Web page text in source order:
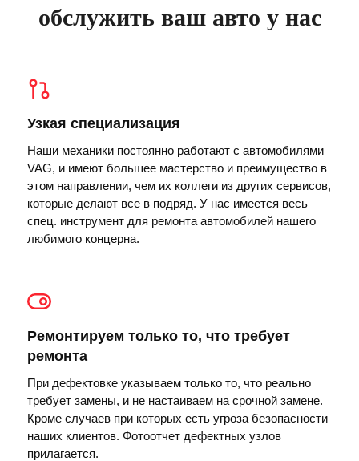
обслужить ваш авто у нас
Узкая специализация
Наши механики постоянно работают с автомобилями
VAG, и имеют большее мастерство и преимущество в
этом направлении, чем их коллеги из других сервисов,
которые делают все в подряд. У нас имеется весь
спец. инструмент для ремонта автомобилей нашего
любимого концерна.
Ремонтируем только то, что требует
ремонта
При дефектовке указываем только то, что реально
требует замены, и не настаиваем на срочной замене.
Кроме случаев при которых есть угроза безопасности
наших клиентов. Фотоотчет дефектных узлов
прилагается.